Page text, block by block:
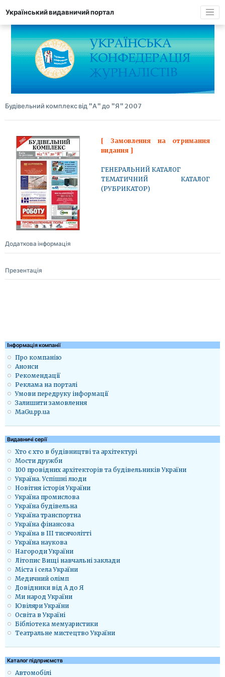
Український видавничий портал
Будівельний комплекс від "А" до "Я" 2007
[ Замовлення на отримання
видання ]
ГЕНЕРАЛЬНИЙ КАТАЛОГ
ТЕМАТИЧНИЙ КАТАЛОГ
(РУБРИКАТОР)
Додаткова інформація
Презентація
Iнформація компанії
Про компанію
Анонси
Рекомендації
Реклама на порталі
Умови передруку інформації
Залишити замовлення
MaGu.pp.ua
Видавничі серії
Хто є хто в будівництві та архітектурі
Мости дружби
100 провідних архітекторів та будівельників України
Україна. Успішні люди
Новітня історія України
Україна промислова
Україна будівельна
Україна транспортна
Україна фінансова
Україна в ІІІ тисячолітті
Україна наукова
Нагороди України
Літопис Вищі навчальні заклади
Міста і села України
Медичний олімп
Довідники від А до Я
Ми народ України
Ювіляри України
Освіта в Україні
Бібліотека мемуаристики
Театральне мистецтво України
Каталог підприємств
Автомобілі